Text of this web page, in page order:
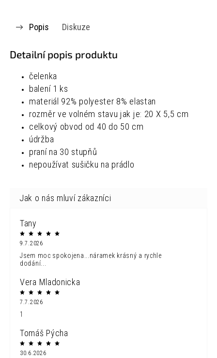
Popis Diskuze
Detailní popis produktu
čelenka
balení 1 ks
materiál 92% polyester 8% elastan
rozměr ve volném stavu jak je: 20 X 5,5 cm
celkový obvod od 40 do 50 cm
údržba
praní na 30 stupňů
nepoužívat sušičku na prádlo
Tany
9.7.2026
Jsem moc spokojena...náramek krásný a rychle
dodání...
Vera Mladonicka
7.7.2026
1
Tomáš Pýcha
30.6.2026